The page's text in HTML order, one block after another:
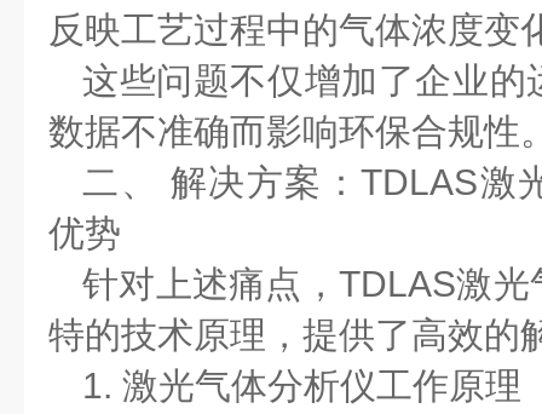
反映工艺过程中的气体浓度变
这些问题不仅增加了企业的
数据不准确而影响环保合规性
二、
解决方案： TDLAS激
优势
针对上述痛点， TDLAS激光
特的技术原理，提供了高效的
1. 激光气体分析仪工作原理